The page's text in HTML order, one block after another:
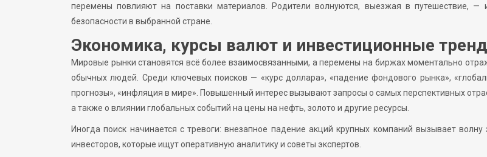
перемены повлияют на поставки материалов. Родители волнуются, выезжая в путешествие,
безопасности в выбранной стране.
Экономика, курсы валют и инвестиционные
Мировые рынки становятся всё более взаимосвязанными, а перемены на биржах моментально
обычных людей. Среди ключевых поисков — «курс доллара», «падение фондового рынка»,
прогнозы», «инфляция в мире». Повышенный интерес вызывают запросы о самых перспективных
а также о влиянии глобальных событий на цены на нефть, золото и другие ресурсы.
Иногда поиск начинается с тревоги: внезапное падение акций крупных компаний вызывает волну
инвесторов, которые ищут оперативную аналитику и советы экспертов.